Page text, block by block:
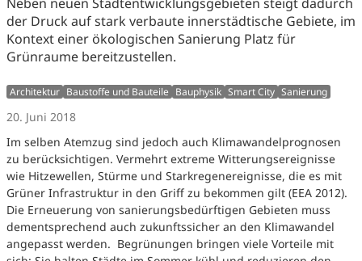
Neben neuen Stadtentwicklungsgebieten steigt dadurch
der Druck auf stark verbaute innerstädtische Gebiete, im
Kontext einer ökologischen Sanierung Platz für
Grünraume bereitzustellen.
Architektur Baustoffe und Bauteile Bauphysik Smart City Sanierung
20. Juni 2018
Im selben Atemzug sind jedoch auch Klimawandelprognosen
zu berücksichtigen. Vermehrt extreme Witterungsereignisse
wie Hitzewellen, Stürme und Starkregenereignisse, die es mit
Grüner Infrastruktur in den Griff zu bekommen gilt (EEA 2012).
Die Erneuerung von sanierungsbedürftigen Gebieten muss
dementsprechend auch zukunftssicher an den Klimawandel
angepasst werden. Begrünungen bringen viele Vorteile mit